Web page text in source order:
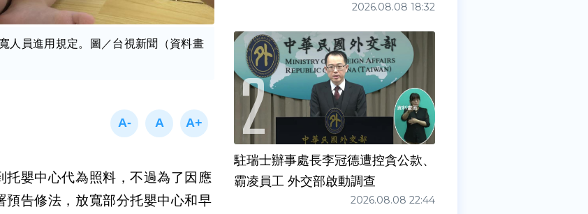
人員進用規定。圖／台視新聞（資料畫
嬰中心代為照料，不過為了因應
告修法，放寬部分托嬰中心和早
2026.08.08 18:32
駐瑞士辦事處長李冠德遭控貪公款、
霸凌員工 外交部啟動調查
2026.08.08 22:44